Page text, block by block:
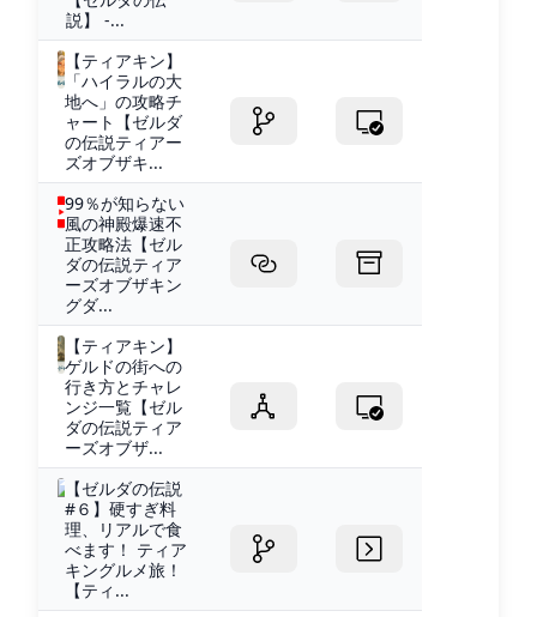
説】 -...
【ティアキン】
「ハイラルの大
地へ」の攻略チ
ャート【ゼルダ
の伝説ティアー
ズオブザキ...
99％が知らない
風の神殿爆速不
正攻略法【ゼル
ダの伝説ティア
ーズオブザキン
グダ...
【ティアキン】
ゲルドの街への
行き方とチャレ
ンジ一覧【ゼル
ダの伝説ティア
ーズオブザ...
【ゼルダの伝説
#６】硬すぎ料
理、リアルで食
べます！ ティア
キングルメ旅！
【ティ...